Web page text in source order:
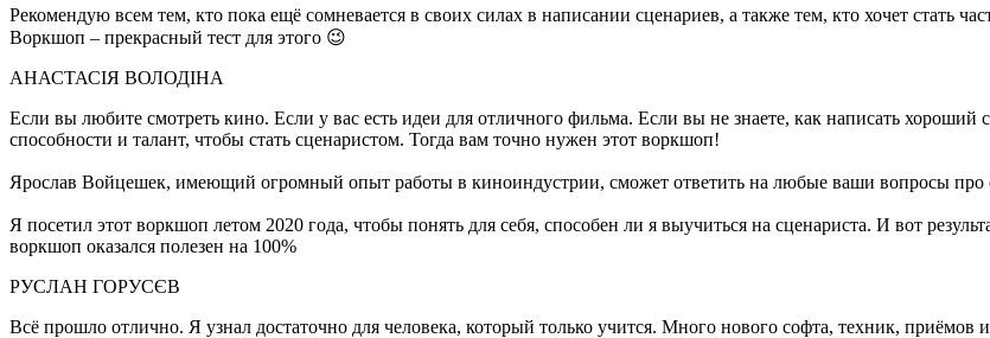
Рекомендую всем тем, кто пока ещё сомневается в своих силах в написании сценариев, а также тем, кто хочет стать
Воркшоп – прекрасный тест для этого 😉
АНАСТАСІЯ ВОЛОДІНА
Если вы любите смотреть кино. Если у вас есть идеи для отличного фильма. Если вы не знаете, как написать хороший
способности и талант, чтобы стать сценаристом. Тогда вам точно нужен этот воркшоп!
Ярослав Войцешек, имеющий огромный опыт работы в киноиндустрии, сможет ответить на любые ваши вопросы про
Я посетил этот воркшоп летом 2020 года, чтобы понять для себя, способен ли я выучиться на сценариста. И вот
воркшоп оказался полезен на 100%
РУСЛАН ГОРУСЄВ
Всё прошло отлично. Я узнал достаточно для человека, который только учится. Много нового софта, техник, приёмов